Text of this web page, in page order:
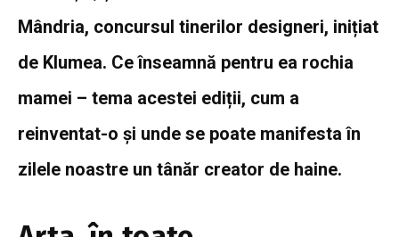
Mândria, concursul tinerilor designeri, inițiat
de Klumea. Ce înseamnă pentru ea rochia
mamei – tema acestei ediții, cum a
reinventat-o și unde se poate manifesta în
zilele noastre un tânăr creator de haine.